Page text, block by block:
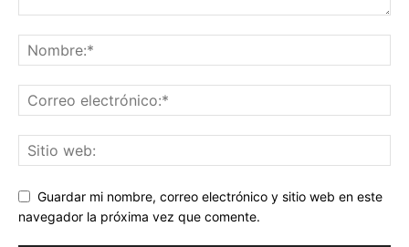
Guardar mi nombre, correo electrónico y sitio web en este
navegador la próxima vez que comente.